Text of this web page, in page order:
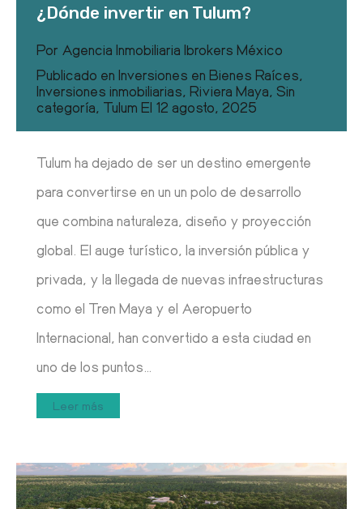
¿Dónde invertir en Tulum?
Por Agencia Inmobiliaria Ibrokers México
Publicado en Inversiones en Bienes Raíces,
Inversiones inmobiliarias, Riviera Maya, Sin
categoría, Tulum El 12 agosto, 2025
Tulum ha dejado de ser un destino emergente
para convertirse en un un polo de desarrollo
que combina naturaleza, diseño y proyección
global. El auge turístico, la inversión pública y
privada, y la llegada de nuevas infraestructuras
como el Tren Maya y el Aeropuerto
Internacional, han convertido a esta ciudad en
uno de los puntos…
Leer más